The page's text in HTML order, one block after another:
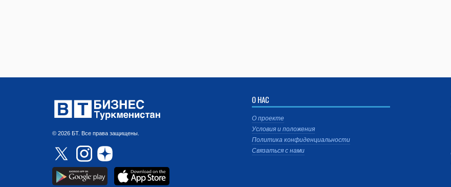
© 2026 БТ. Все права защищены.
О НАС
О проекте
Условия и положения
Политика конфиденциальности
Связаться с нами